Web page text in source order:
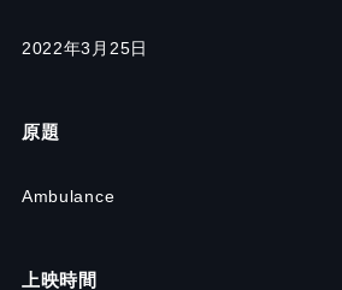
2022年3月25日
原題
Ambulance
上映時間